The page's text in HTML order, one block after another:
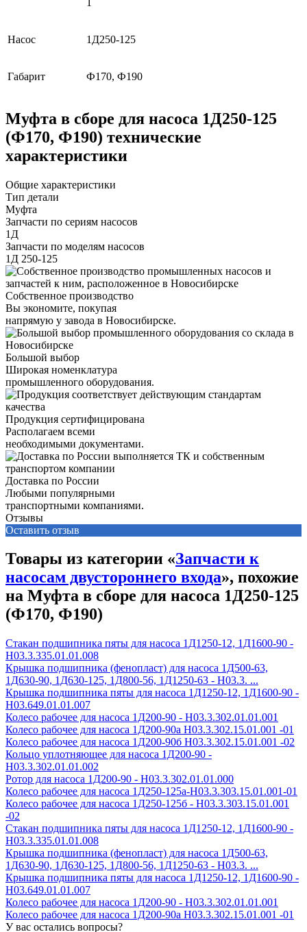
Насос 1Д250-125
Габарит Ф170, Ф190
Муфта в сборе для насоса 1Д250-125
(Ф170, Ф190) технические
характеристики
Общие характеристики
Тип детали
Муфта
Запчасти по сериям насосов
1Д
Запчасти по моделям насосов
1Д 250-125
Собственное производство
Вы экономите, покупая
напрямую у завода в Новосибирске.
Большой выбор
Широкая номенклатура
промышленного оборудования.
Продукция сертифицирована
Располагаем всеми
необходимыми документами.
Доставка по России
Любыми популярными
транспортными компаниями.
Отзывы
Оставить отзыв
Товары из категории «Запчасти к
насосам двустороннего входа», похожие
на Муфта в сборе для насоса 1Д250-125
(Ф170, Ф190)
Стакан подшипника пяты для насоса 1Д1250-12, 1Д1600-90 -
Н03.3.335.01.01.008
Крышка подшипника (фенопласт) для насоса 1Д500-63,
1Д630-90, 1Д630-125, 1Д800-56, 1Д1250-63 - Н03.3. ...
Крышка подшипника пяты для насоса 1Д1250-12, 1Д1600-90 -
Н03.649.01.01.007
Колесо рабочее для насоса 1Д200-90 - H03.3.302.01.01.001
Колесо рабочее для насоса 1Д200-90а H03.3.302.15.01.001 -01
Колесо рабочее для насоса 1Д200-90б H03.3.302.15.01.001 -02
Кольцо уплотняющее для насоса 1Д200-90 -
Н03.3.302.01.01.002
Ротор для насоса 1Д200-90 - Н03.3.302.01.01.000
Колесо рабочее для насоса 1Д250-125а-Н03.3.303.15.01.001-01
Колесо рабочее для насоса 1Д250-125б - Н03.3.303.15.01.001
-02
Стакан подшипника пяты для насоса 1Д1250-12, 1Д1600-90 -
Н03.3.335.01.01.008
Крышка подшипника (фенопласт) для насоса 1Д500-63,
1Д630-90, 1Д630-125, 1Д800-56, 1Д1250-63 - Н03.3. ...
Крышка подшипника пяты для насоса 1Д1250-12, 1Д1600-90 -
Н03.649.01.01.007
Колесо рабочее для насоса 1Д200-90 - H03.3.302.01.01.001
Колесо рабочее для насоса 1Д200-90а H03.3.302.15.01.001 -01
У вас остались вопросы?